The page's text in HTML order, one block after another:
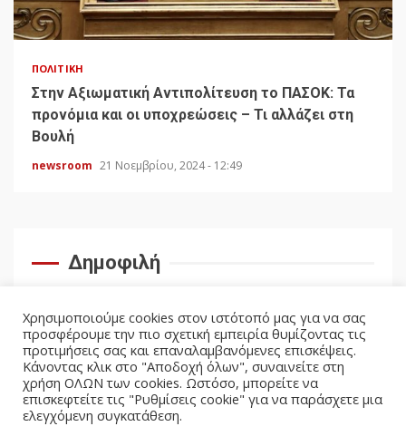
ΠΟΛΙΤΙΚΉ
Στην Αξιωματική Αντιπολίτευση το ΠΑΣΟΚ: Τα
προνόμια και οι υποχρεώσεις – Τι αλλάζει στη
Βουλή
newsroom 21 Νοεμβρίου, 2024 - 12:49
Δημοφιλή
Χρησιμοποιούμε cookies στον ιστότοπό μας για να σας
προσφέρουμε την πιο σχετική εμπειρία θυμίζοντας τις
προτιμήσεις σας και επαναλαμβανόμενες επισκέψεις.
Κάνοντας κλικ στο "Αποδοχή όλων", συναινείτε στη
χρήση ΟΛΩΝ των cookies. Ωστόσο, μπορείτε να
επισκεφτείτε τις "Ρυθμίσεις cookie" για να παράσχετε μια
ελεγχόμενη συγκατάθεση.